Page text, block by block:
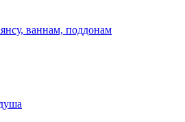
ваннам, поддонам